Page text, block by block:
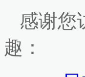
感谢您
趣：